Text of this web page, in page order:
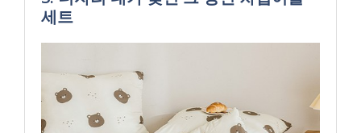
세트